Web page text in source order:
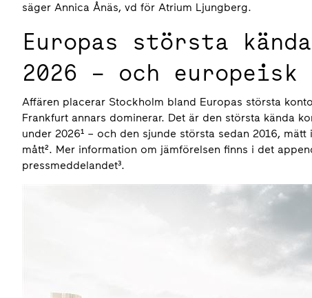
säger Annica Ånäs, vd för Atrium Ljungberg.
Europas största
2026 – och europeisk
Affären placerar Stockholm bland Europas största
Frankfurt annars dominerar. Det är den största kända
under 2026¹ – och den sjunde största sedan 2016,
mått². Mer information om jämförelsen finns i det
pressmeddelandet³.